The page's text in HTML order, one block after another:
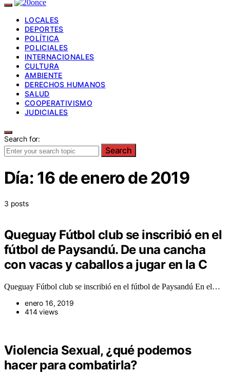
LOCALES
DEPORTES
POLÍTICA
POLICIALES
INTERNACIONALES
CULTURA
AMBIENTE
DERECHOS HUMANOS
SALUD
COOPERATIVISMO
JUDICIALES
Search for:
Search
Día: 16 de enero de 2019
3 posts
Queguay Fútbol club se inscribió en el
fútbol de Paysandú. De una cancha
con vacas y caballos a jugar en la C
Queguay Fútbol club se inscribió en el fútbol de Paysandú En el…
enero 16, 2019
414 views
Violencia Sexual, ¿qué podemos
hacer para combatirla?